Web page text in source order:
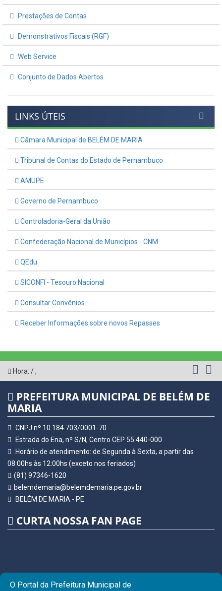
Prestações de Contas
Demonstrativos Fiscais (RGF)
Web Service
Conjunto de Dados Abertos
LINKS ÚTEIS
Câmara Municipal de BELÉM DE MARIA
Tribunal de Contas do Estado de Pernambuco
AMUPE
Governo de Pernambuco
Controladoria-Geral da União
Confederação Nacional de Municípios - CNM
QEdu
SICONFI - Tesouro Nacional
Consultar Convênios
Receber Informações sobre novos Repasses
Hora: /,
PREFEITURA MUNICIPAL DE BELÉM DE
MARIA
CNPJ nº 10.184.703/0001-70
Estrada do Ena, nº S/N, Centro CEP 55.440-000
Horário de atendimento: de Segunda à Sexta, a partir das
08:00hs às 12:00hs (exceto nos feriados)
(81) 97346-1620
belemdemaria@belemdemaria.pe.gov.br
BELÉM DE MARIA - PE
CURTA NOSSA FAN PAGE
O Portal da Prefeitura Municipal de